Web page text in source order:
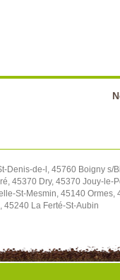
Denis-de-l, 45760 Boigny s/
45370 Dry, 45370 Jouy-le-
St-Mesmin, 45140 Ormes,
La Ferté-St-Aubin